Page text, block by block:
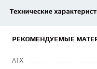
Технические
РЕКОМЕНДУЕМЫЕ
ATX